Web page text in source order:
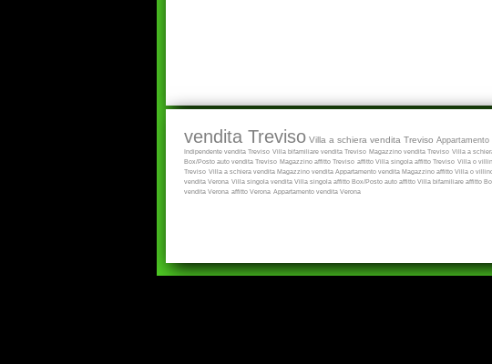
vendita Treviso Villa a schiera vendita Treviso
Indipendente vendita Treviso Villa bifamiliare vendita Treviso Magazzino vendita Treviso Villa a
Box/Posto auto vendita Treviso Magazzino affitto Treviso affitto Villa singola affitto Treviso Villa o
Treviso Villa a schiera vendita Magazzino vendita Appartamento vendita Magazzino affitto Villa o
vendita Verona Villa singola vendita Villa singola affitto Box/Posto auto affitto Villa bifamiliare affitto
vendita Verona affitto Verona Appartamento vendita Verona